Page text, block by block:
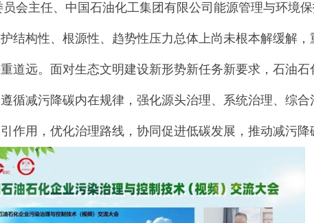
主任、中国石油化工集团有限公司能源管理与环境保
结构性、根源性、趋势性压力总体上尚未根本解缓解
道远。面对生态文明建设新形势新任务新要求，石油
循减污降碳内在规律，强化源头治理、系统治理、综
作用，优化治理路线，协同促进低碳发展，推动减污降